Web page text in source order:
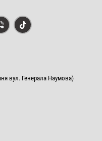
вул. Генерала Наумова)